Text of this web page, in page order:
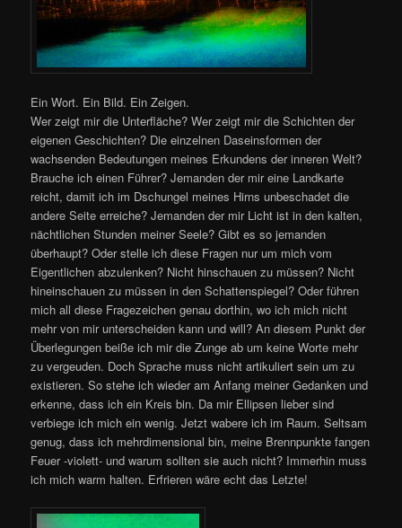
Ein Wort. Ein Bild. Ein Zeigen.
Wer zeigt mir die Unterfläche? Wer zeigt mir die Schichten der
eigenen Geschichten? Die einzelnen Daseinsformen der
wachsenden Bedeutungen meines Erkundens der inneren Welt?
Brauche ich einen Führer? Jemanden der mir eine Landkarte
reicht, damit ich im Dschungel meines Hirns unbeschadet die
andere Seite erreiche? Jemanden der mir Licht ist in den kalten,
nächtlichen Stunden meiner Seele? Gibt es so jemanden
überhaupt? Oder stelle ich diese Fragen nur um mich vom
Eigentlichen abzulenken? Nicht hinschauen zu müssen? Nicht
hineinschauen zu müssen in den Schattenspiegel? Oder führen
mich all diese Fragezeichen genau dorthin, wo ich mich nicht
mehr von mir unterscheiden kann und will? An diesem Punkt der
Überlegungen beiße ich mir die Zunge ab um keine Worte mehr
zu vergeuden. Doch Sprache muss nicht artikuliert sein um zu
existieren. So stehe ich wieder am Anfang meiner Gedanken und
erkenne, dass ich ein Kreis bin. Da mir Ellipsen lieber sind
verbiege ich mich ein wenig. Jetzt wabere ich im Raum. Seltsam
genug, dass ich mehrdimensional bin, meine Brennpunkte fangen
Feuer -violett- und warum sollten sie auch nicht? Immerhin muss
ich mich warm halten. Erfrieren wäre echt das Letzte!